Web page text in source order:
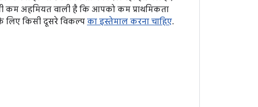
कम अहमियत वाली है कि आपको कम प्राथमिकता
लिए किसी दूसरे विकल्प का इस्तेमाल करना चाहिए.